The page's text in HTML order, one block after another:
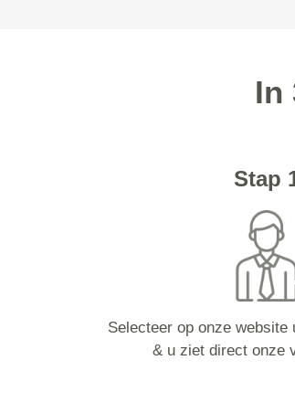
In
Stap
Selecteer op onze website
& u ziet direct onze